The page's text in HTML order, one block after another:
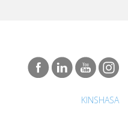
KINSHASA